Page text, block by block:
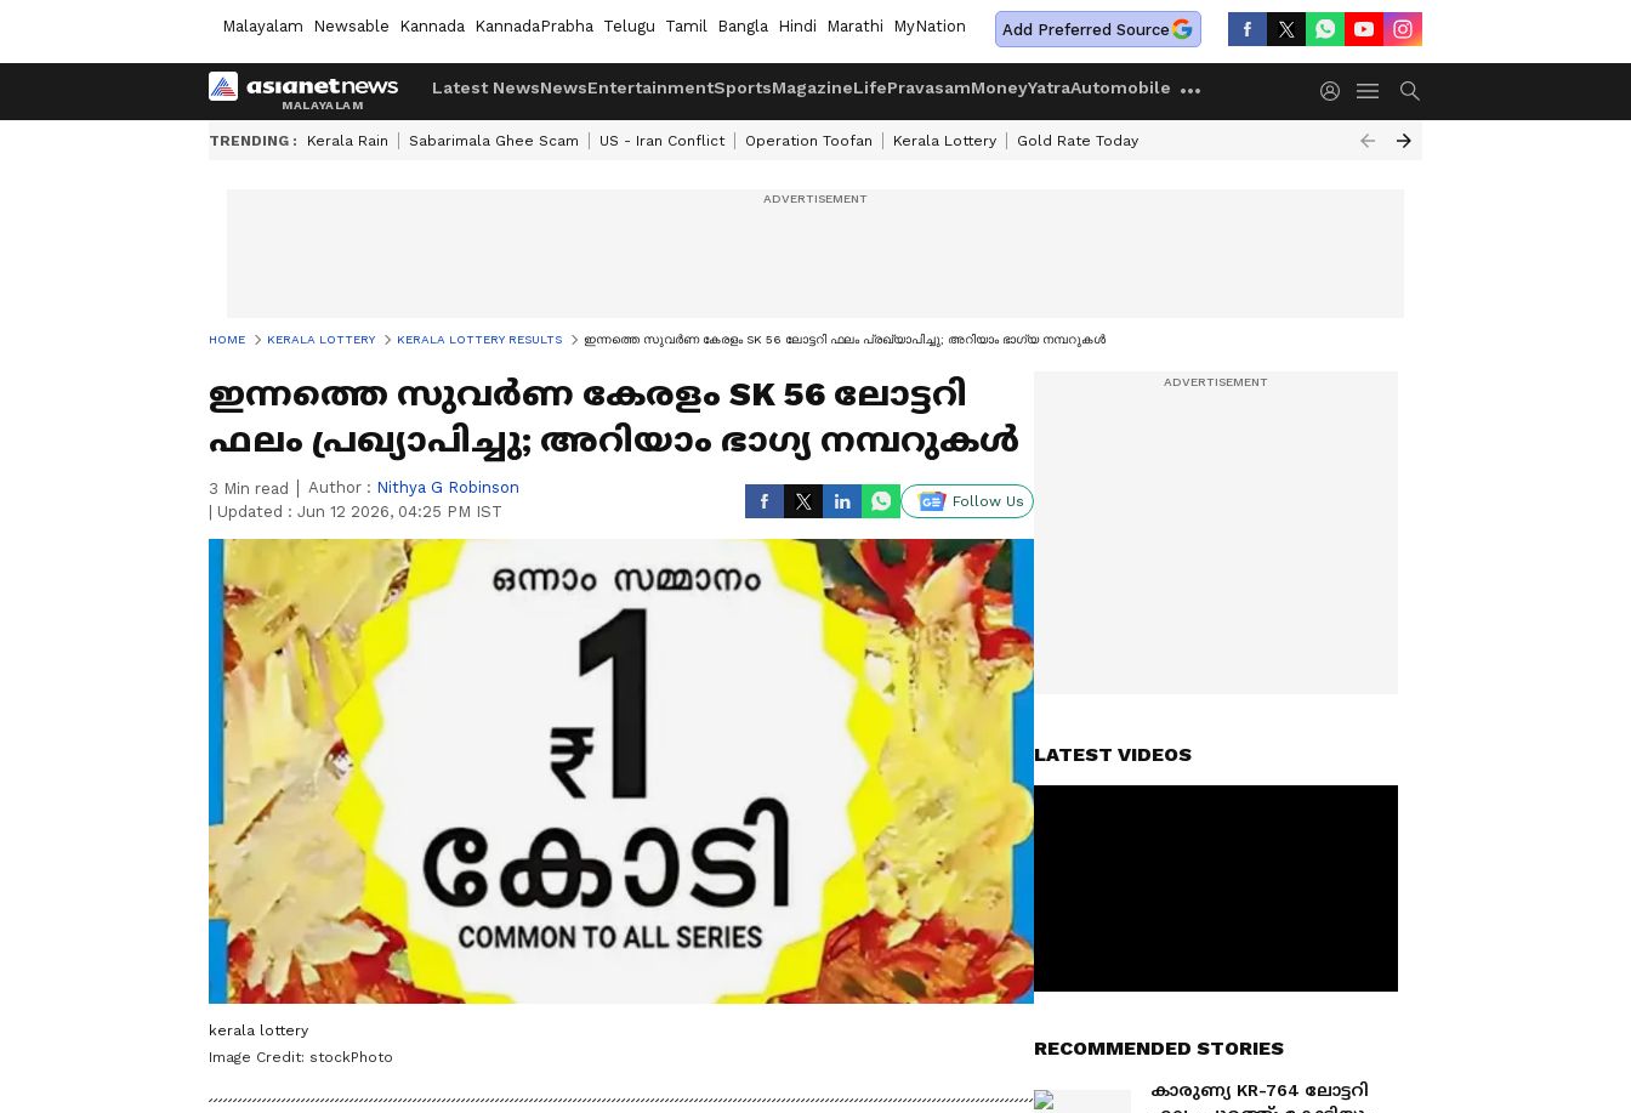
Malayalam Newsable Kannada KannadaPrabha Telugu Tamil Bangla Hindi Marathi MyNation Add Preferred Source
Latest NewsNewsEntertainmentSportsMagazineLifePravasamMoneyYatraAutomobile
TRENDING : Kerala Rain Sabarimala Ghee Scam US - Iran Conflict Operation Toofan Kerala Lottery Gold Rate Today
HOME KERALA LOTTERY KERALA LOTTERY RESULTS ഇന്നത്തെ സുവർണ കേരളം SK 56 ലോട്ടറി ഫലം പ്രഖ്യാപിച്ചു; അറിയാം ഭാ​ഗ്യ നമ്പറുകൾ
ഇന്നത്തെ സുവർണ കേരളം SK 56 ലോട്ടറി
ഫലം പ്രഖ്യാപിച്ചു; അറിയാം ഭാ​ഗ്യ നമ്പറുകൾ
3 Min read Author : Nithya G Robinson
Updated : Jun 12 2026, 04:25 PM IST
Follow Us
kerala lottery
Image Credit: stockPhoto
LATEST VIDEOS
RECOMMENDED STORIES
കാരുണ്യ KR-764 ലോട്ടറി